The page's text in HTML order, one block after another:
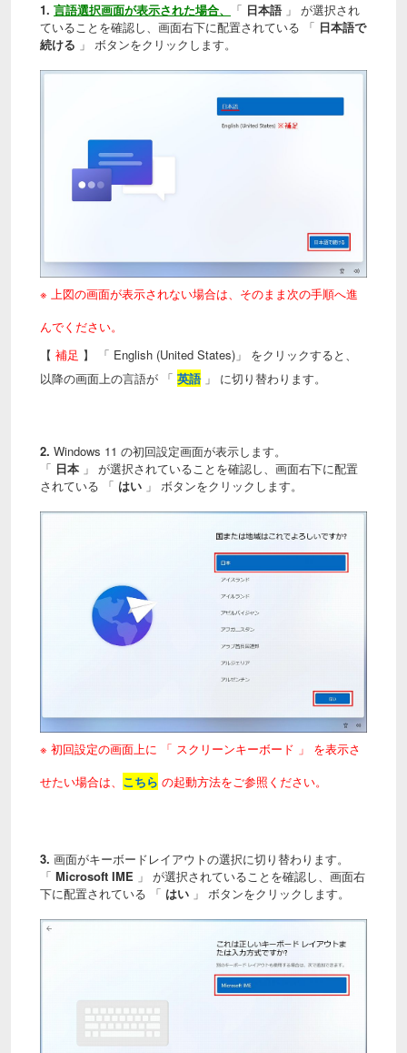
1. 言語選択画面が表示された場合、 「 日本語」 が選択され
ていることを確認し、画面右下に配置されている 「 日本語で
続ける 」 ボタンをクリックします。
※ 上図の画面が表示されない場合は、そのまま次の手順へ進
んでください。
【 補足 】 「 English (United States)」 をクリックすると、
以降の画面上の言語が 「 英語」 に切り替わります。
2. Windows 11 の初回設定画面が表示します。
「 日本 」 が選択されていることを確認し、画面右下に配置
されている 「 はい 」 ボタンをクリックします。
※ 初回設定の画面上に 「 スクリーンキーボード 」 を表示さ
せたい場合は、 こちら の起動方法をご参照ください。
3. 画面がキーボードレイアウトの選択に切り替わります。
「 Microsoft IME 」 が選択されていることを確認し、画面右
下に配置されている 「 はい 」 ボタンをクリックします。